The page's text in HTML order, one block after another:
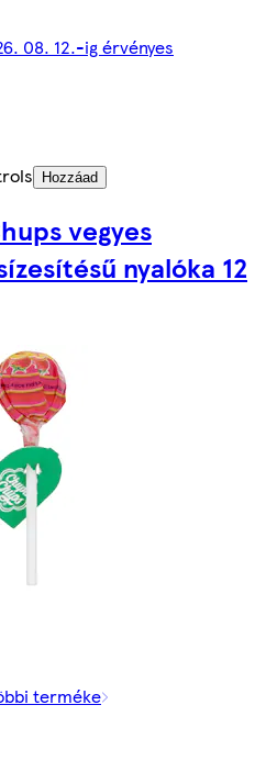
08. 12.-ig érvényes
Hozzáad
vegyes
nyalóka 12
terméke